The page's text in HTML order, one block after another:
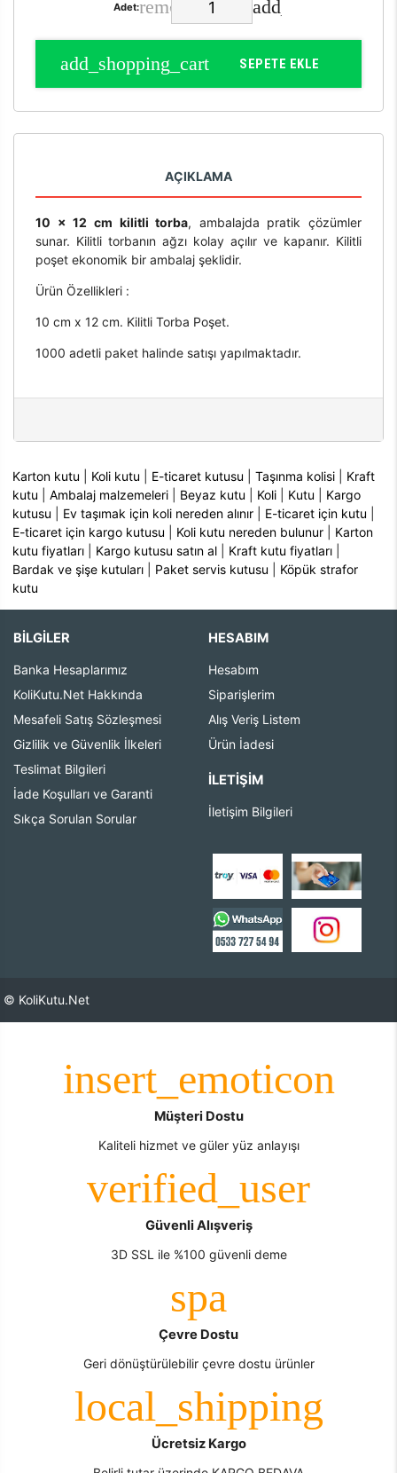
Adet:
SEPETE EKLE
AÇIKLAMA
10 x 12 cm kilitli torba, ambalajda pratik çözümler
sunar. Kilitli torbanın ağzı kolay açılır ve kapanır. Kilitli
poşet ekonomik bir ambalaj şeklidir.
Ürün Özellikleri :
10 cm x 12 cm. Kilitli Torba Poşet.
1000 adetli paket halinde satışı yapılmaktadır.
Karton kutu Koli kutu E-ticaret kutusu |Taşınma kolisi
Kraft
kutu |Ambalaj malzemeleri Beyaz kutu Koli Kutu
Kargo
kutusu
Ev taşımak için koli nereden alınır E-ticaret için kutu
E-ticaret için kargo kutusu
Koli kutu nereden bulunur
Karton
kutu fiyatları
Kargo kutusu satın al Kraft kutu fiyatları
Bardak ve şişe kutuları
Paket servis kutusu
Köpük strafor
kutu
BİLGİLER
Banka Hesaplarımız
KoliKutu.Net Hakkında
Mesafeli Satış Sözleşmesi
Gizlilik ve Güvenlik İlkeleri
Teslimat Bilgileri
İade Koşulları ve Garanti
Sıkça Sorulan Sorular
HESABIM
Hesabım
Siparişlerim
Alış Veriş Listem
Ürün İadesi
İLETIŞIM
İletişim Bilgileri
© KoliKutu.Net
Müşteri Dostu
Kaliteli hizmet ve güler yüz anlayışı
Güvenli Alışveriş
3D SSL ile %100 güvenli deme
Çevre Dostu
Geri dönüştürülebilir çevre dostu ürünler
Ücretsiz Kargo